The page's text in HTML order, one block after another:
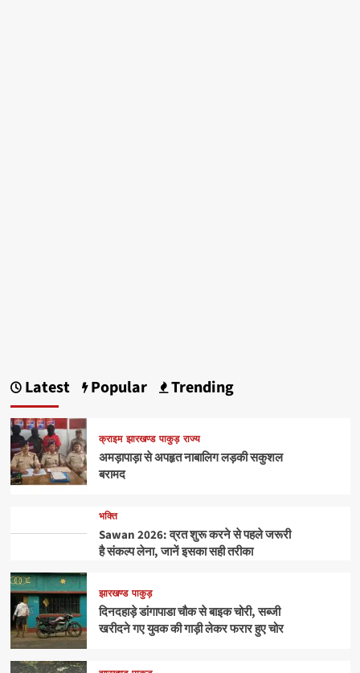
Latest Popular Trending
क्राइम झारखण्ड पाकुड़ राज्य
अमड़ापाड़ा से अपहृत नाबालिग लड़की सकुशल
बरामद
भक्ति
Sawan 2026: व्रत शुरू करने से पहले जरूरी
है संकल्प लेना, जानें इसका सही तरीका
झारखण्ड पाकुड़
दिनदहाड़े डांगापाडा चौक से बाइक चोरी, सब्जी
खरीदने गए युवक की गाड़ी लेकर फरार हुए चोर